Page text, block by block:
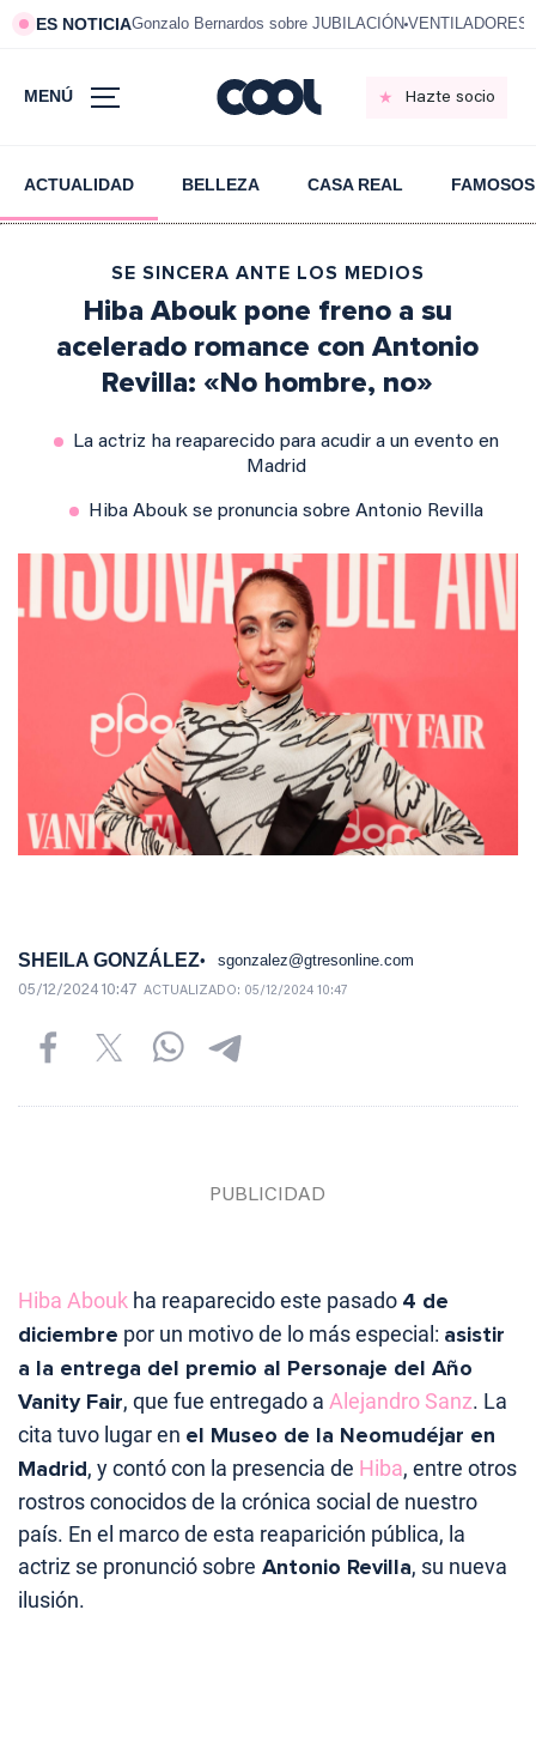
ES NOTICIAGonzalo Bernardos sobre JUBILACIÓN VENTILADORES
MENÚ Hazte socio
ACTUALIDAD BELLEZA CASA REAL FAMOSOS
SE SINCERA ANTE LOS MEDIOS
Hiba Abouk pone freno a su
acelerado romance con Antonio
Revilla: «No hombre, no»
La actriz ha reaparecido para acudir a un evento en
Madrid
Hiba Abouk se pronuncia sobre Antonio Revilla
SHEILA GONZÁLEZ sgonzalez@gtresonline.com
05/12/2024 10:47 ACTUALIZADO: 05/12/2024 10:47
Hiba Abouk ha reaparecido este pasado 4 de
diciembre por un motivo de lo más especial: asistir
a la entrega del premio al Personaje del Año
Vanity Fair, que fue entregado a Alejandro Sanz. La
cita tuvo lugar en el Museo de la Neomudéjar en
Madrid, y contó con la presencia de Hiba, entre otros
rostros conocidos de la crónica social de nuestro
país. En el marco de esta reaparición pública, la
actriz se pronunció sobre Antonio Revilla, su nueva
ilusión.